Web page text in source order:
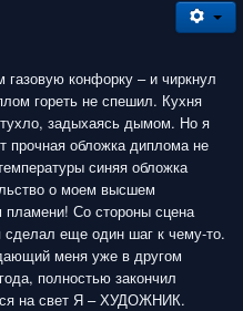
конфорку – и чиркнул
гореть не спешил. Кухня
задыхаясь дымом. Но я
прочная обложка диплома не
синяя обложка
о моем высшем
пламени! Со стороны сцена
сделал еще один шаг к чему-то.
меня уже в другом
полностью закончил
на свет Я – ХУДОЖНИК.